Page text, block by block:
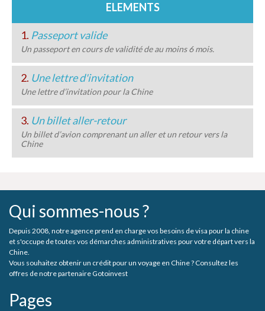
ELEMENTS
1. Passeport valide
Un passeport en cours de validité de au moins 6 mois.
2. Une lettre d'invitation
Une lettre d’invitation pour la Chine
3. Un billet aller-retour
Un billet d’avion comprenant un aller et un retour vers la
Chine
Qui sommes-nous ?
Depuis 2008, notre agence prend en charge vos besoins de visa pour la chine
et s'occupe de toutes vos démarches administratives pour votre départ vers la
Chine.
Vous souhaitez obtenir un crédit pour un voyage en Chine ? Consultez les
offres de notre partenaire Gotoinvest
Pages